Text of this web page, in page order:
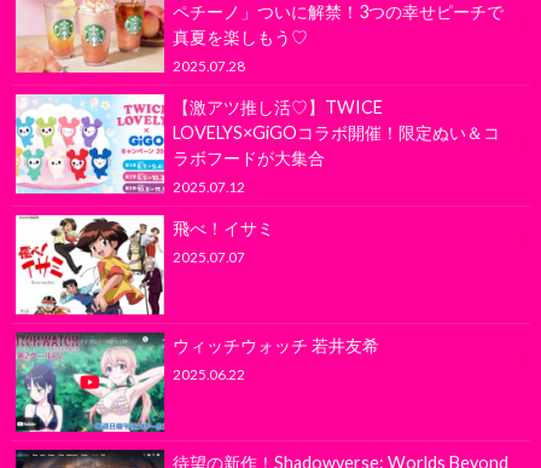
ペチーノ」ついに解禁！3つの幸せピーチで
真夏を楽しもう♡
2025.07.28
【激アツ推し活♡】TWICE
LOVELYS×GiGOコラボ開催！限定ぬい＆コ
ラボフードが大集合
2025.07.12
飛べ！イサミ
2025.07.07
ウィッチウォッチ 若井友希
2025.06.22
待望の新作！Shadowverse: Worlds Beyond